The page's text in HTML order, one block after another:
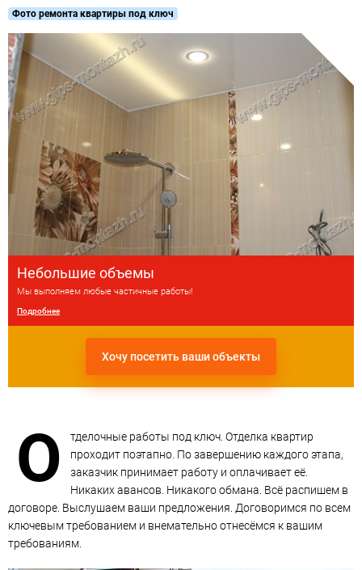
Фото ремонта квартиры под ключ
Небольшие объемы
Мы выполняем любые частичные работы!
Подробнее
Хочу посетить ваши объекты
О
тделочные работы под ключ. Отделка квартир
проходит поэтапно. По завершению каждого этапа,
заказчик принимает работу и оплачивает её.
Никаких авансов. Никакого обмана. Всё распишем в
договоре. Выслушаем ваши предложения. Договоримся по всем
ключевым требованием и внемательно отнесёмся к вашим
требованиям.